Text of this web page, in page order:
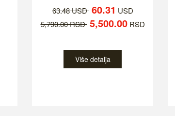
63.48 USD 60.31 USD
5,790.00 RSD 5,500.00RSD
Više detalja